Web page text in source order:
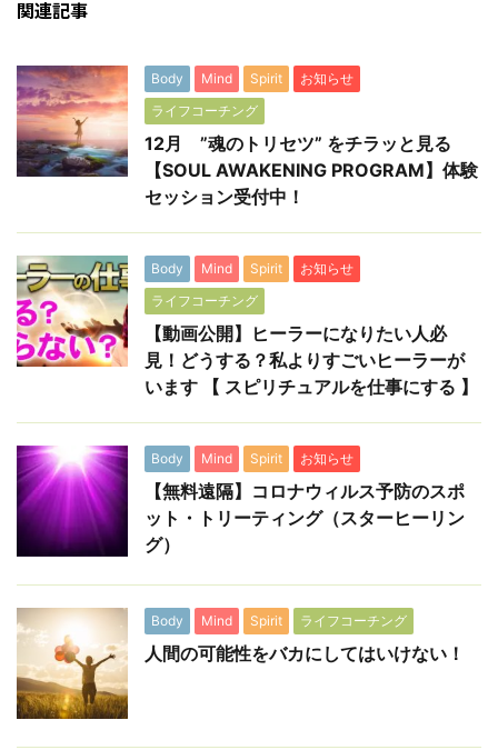
関連記事
Body Mind Spirit
お知らせ
ライフコーチング
12月 ”魂のトリセツ” をチラッと見る
【SOUL AWAKENING PROGRAM】体験
セッション受付中！
Body Mind Spirit
お知らせ
ライフコーチング
【動画公開】ヒーラーになりたい人必
見！どうする？私よりすごいヒーラーが
います 【 スピリチュアルを仕事にする 】
Body Mind Spirit お知らせ
【無料遠隔】コロナウィルス予防のスポ
ット・トリーティング（スターヒーリン
グ）
Body Mind Spirit ライフコーチング
人間の可能性をバカにしてはいけない！